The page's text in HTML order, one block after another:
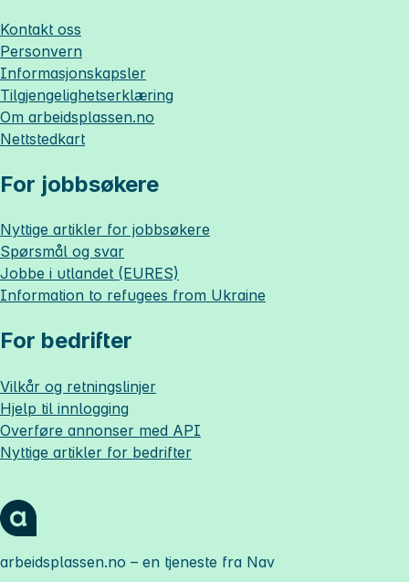
Kontakt oss
Personvern
Informasjonskapsler
Tilgjengelighetserklæring
Om arbeidsplassen.no
Nettstedkart
For jobbsøkere
Nyttige artikler for jobbsøkere
Spørsmål og svar
Jobbe i utlandet (EURES)
Information to refugees from Ukraine
For bedrifter
Vilkår og retningslinjer
Hjelp til innlogging
Overføre annonser med API
Nyttige artikler for bedrifter
arbeidsplassen.no – en tjeneste fra Nav